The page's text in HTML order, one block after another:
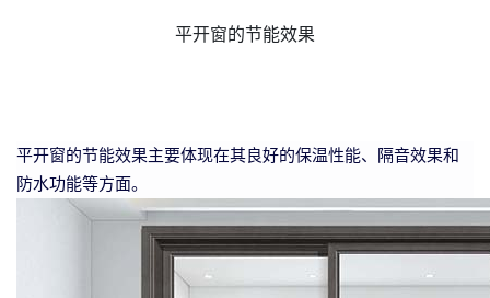
平开窗的节能效果
平开窗的节能效果主要体现在其良好的保温性能、隔音效果和
防水功能等方面。